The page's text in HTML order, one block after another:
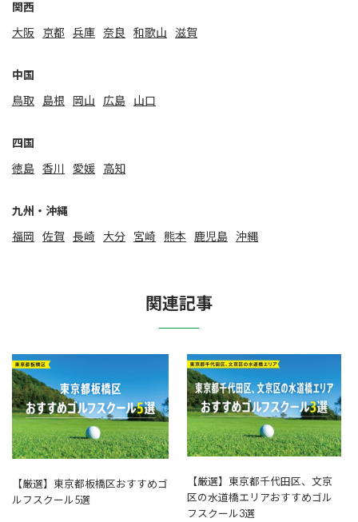
関⻄
大阪
京都 兵庫 奈良 和歌山 滋賀
中国
鳥取
島根 岡山 広島 山口
四国
徳島 香川 愛媛 高知
九州・沖縄
福岡
佐賀 ⻑崎 大分 宮崎 熊本 鹿児島 沖縄
関連記事
【厳選】東京都板橋区おすすめゴ
ルフスクール5選
【厳選】東京都千代田区、文京
区の水道橋エリアおすすめゴル
フスクール3選